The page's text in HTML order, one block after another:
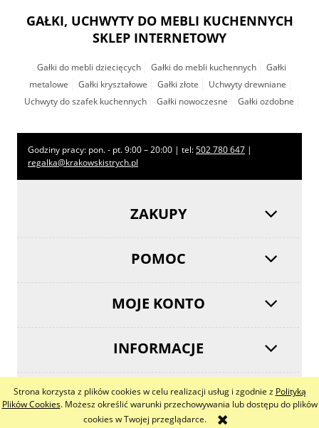
Strona korzysta z plików cookies w celu realizacji usług i zgodnie z Polityką
Plików Cookies. Możesz określić warunki przechowywania lub dostępu do plików
cookies w Twojej przeglądarce.
GAŁKI, UCHWYTY DO MEBLI KUCHENNYCH
SKLEP INTERNETOWY
Gałki do mebli dziecięcych Gałki do mebli kuchennych
Gałki
metalowe
Gałki kryształowe Gałki złote
Uchwyty drewniane
Uchwyty do szafek kuchennych
Gałki nowoczesne Gałki ozdobne
Godziny pracy: pon. - pt. 9:00 – 20:00 | tel:502 780 647 |
regalka@krakowskistrych.pl
ZAKUPY
POMOC
MOJE KONTO
INFORMACJE
pokaż pełną wersję strony
Sklep internetowy Shoper.pl